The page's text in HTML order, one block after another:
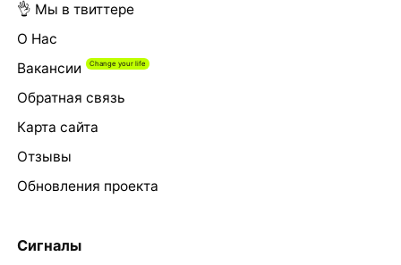
👌 Мы в твиттере
О Нас
Вакансии
Обратная связь
Карта сайта
Отзывы
Обновления проекта
Сигналы